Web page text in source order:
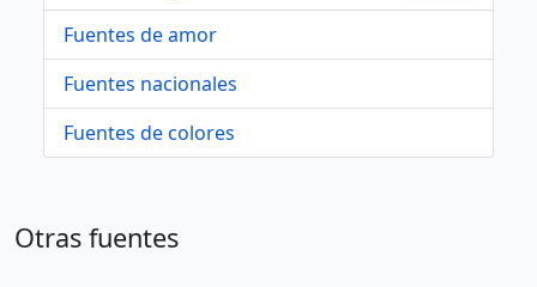
Fuentes de amor
Fuentes nacionales
Fuentes de colores
Otras fuentes